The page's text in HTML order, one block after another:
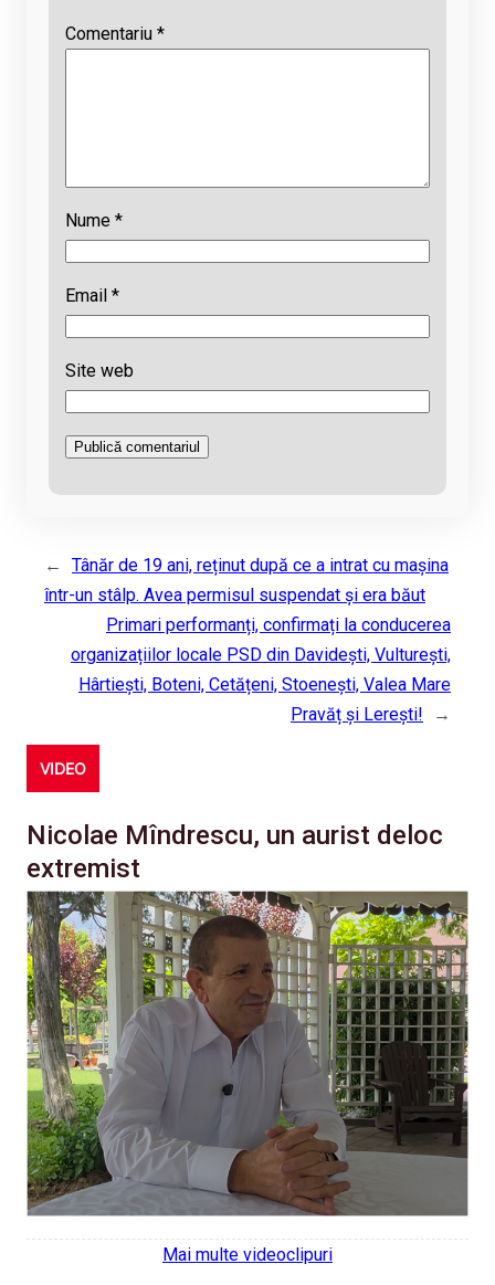
Comentariu *
Nume *
Email *
Site web
←
Tânăr de 19 ani, reținut după ce a intrat cu mașina
într-un stâlp. Avea permisul suspendat și era băut
Primari performanți, confirmați la conducerea
organizațiilor locale PSD din Davidești, Vulturești,
Hârtiești, Boteni, Cetățeni, Stoenești, Valea Mare
Pravăț și Lerești!
→
VIDEO
Nicolae Mîndrescu, un aurist deloc
extremist
Mai multe videoclipuri